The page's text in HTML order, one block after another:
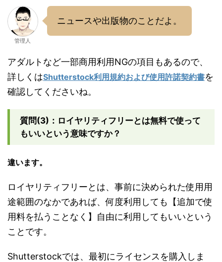
管理人
ニュースや出版物のことだよ。
アダルトなど一部商用利用NGの項目もあるので、
詳しくはShutterstock利用規約および使用許諾契約書を
確認してくださいね。
質問(3)：ロイヤリティフリーとは無料で使って
もいいという意味ですか？
違います。
ロイヤリティフリーとは、事前に決められた使用用
途範囲のなかであれば、何度利用しても【追加で使
用料を払うことなく】自由に利用してもいいという
ことです。
Shutterstockでは、最初にライセンスを購入しま